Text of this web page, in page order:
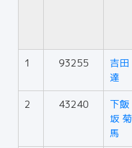
1 93255
吉田
達
2 43240
下飯
坂 菊
馬